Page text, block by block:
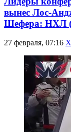
вынес Лос-
Шефера: НХЛ
27 февраля, 07:16